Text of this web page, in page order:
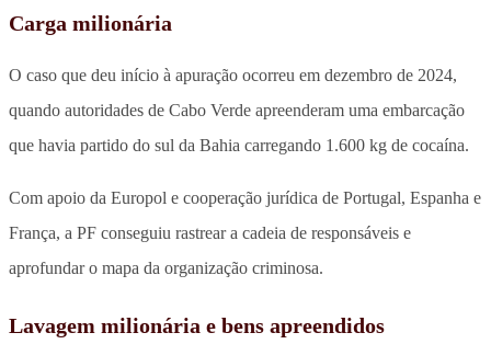
Carga milionária
O caso que deu início à apuração ocorreu em dezembro de 2024,
quando autoridades de Cabo Verde apreenderam uma embarcação
que havia partido do sul da Bahia carregando 1.600 kg de cocaína.
Com apoio da Europol e cooperação jurídica de Portugal, Espanha e
França, a PF conseguiu rastrear a cadeia de responsáveis e
aprofundar o mapa da organização criminosa.
Lavagem milionária e bens apreendidos